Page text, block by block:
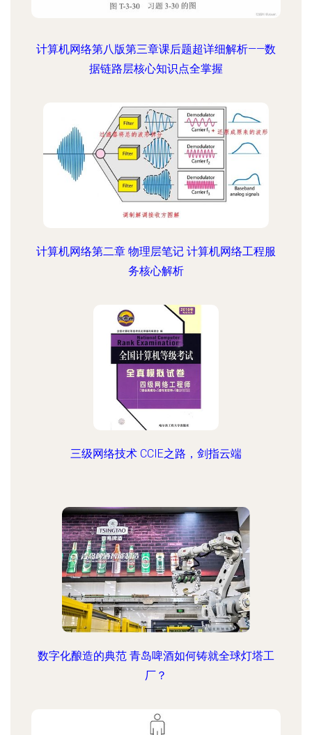
计算机网络第八版第三章课后题超详细解析——数
据链路层核心知识点全掌握
计算机网络第二章 物理层笔记 计算机网络工程服
务核心解析
三级网络技术 CCIE之路，剑指云端
数字化酿造的典范 青岛啤酒如何铸就全球灯塔工
厂？